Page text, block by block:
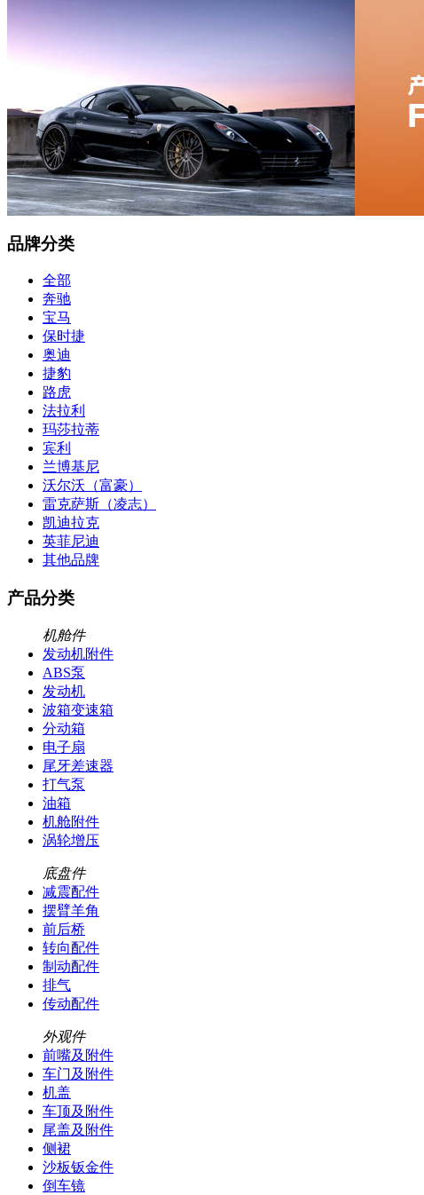
品牌分类
全部
奔驰
宝马
保时捷
奥迪
捷豹
路虎
法拉利
玛莎拉蒂
宾利
兰博基尼
沃尔沃（富豪）
雷克萨斯（凌志）
凯迪拉克
英菲尼迪
其他品牌
产品分类
机舱件
发动机附件
ABS泵
发动机
波箱变速箱
分动箱
电子扇
尾牙差速器
打气泵
油箱
机舱附件
涡轮增压
底盘件
减震配件
摆臂羊角
前后桥
转向配件
制动配件
排气
传动配件
外观件
前嘴及附件
车门及附件
机盖
车顶及附件
尾盖及附件
侧裙
沙板钣金件
倒车镜